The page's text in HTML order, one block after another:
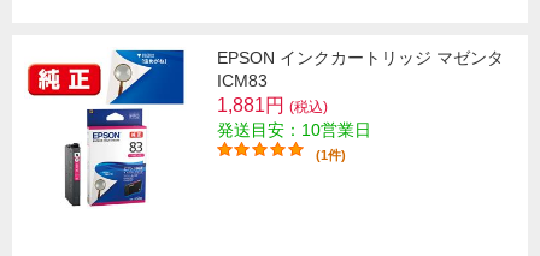
EPSON インクカートリッジ マゼンタ
ICM83
1,881円 (税込)
発送目安：10営業日
(1件)